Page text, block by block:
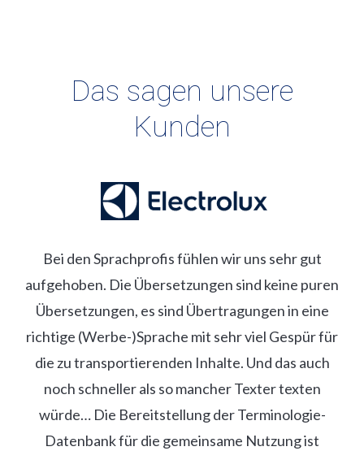
Das sagen unsere
Kunden
Bei den Sprachprofis fühlen wir uns sehr gut
aufgehoben. Die Übersetzungen sind keine puren
Übersetzungen, es sind Übertragungen in eine
richtige (Werbe-)Sprache mit sehr viel Gespür für
die zu transportierenden Inhalte. Und das auch
noch schneller als so mancher Texter texten
würde… Die Bereitstellung der Terminologie-
Datenbank für die gemeinsame Nutzung ist